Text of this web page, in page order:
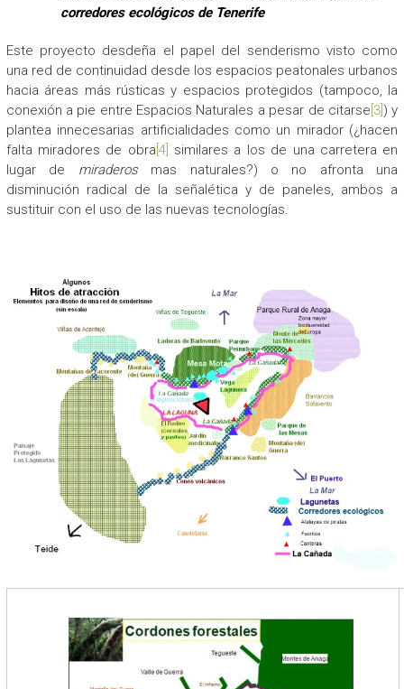
corredores ecológicos de Tenerife
Este proyecto desdeña el papel del senderismo visto como
una red de continuidad desde los espacios peatonales urbanos
hacia áreas más rústicas y espacios protegidos (tampoco, la
conexión a pie entre Espacios Naturales a pesar de citarse [3]) y
plantea innecesarias artificialidades como un mirador (¿hacen
falta miradores de obra [4] similares a los de una carretera en
lugar de miraderos mas naturales?) o no afronta una
disminución radical de la señalética y de paneles, ambos a
sustituir con el uso de las nuevas tecnologías.